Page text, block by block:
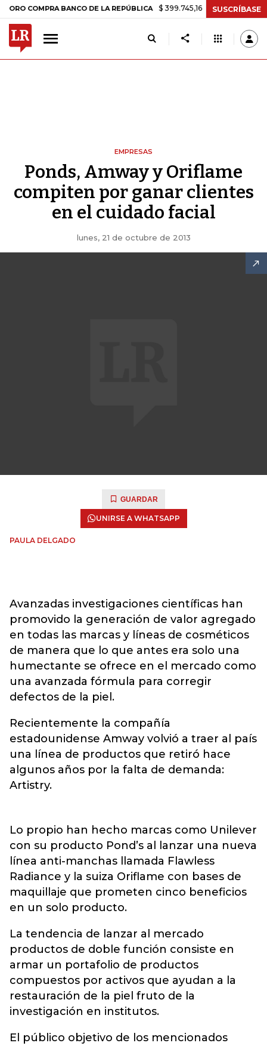
COMPRA BANCO DE LA REPÚBLICA $ 399.745,16 +$ 2.295,71 +0,58%
SUSCRÍBASE
EMPRESAS
Ponds, Amway y Oriflame
compiten por ganar clientes
en el cuidado facial
lunes, 21 de octubre de 2013
GUARDAR
UNIRSE A WHATSAPP
PAULA DELGADO
Avanzadas investigaciones científicas han
promovido la generación de valor agregado
en todas las marcas y líneas de cosméticos
de manera que lo que antes era solo una
humectante se ofrece en el mercado como
una avanzada fórmula para corregir
defectos de la piel.
Recientemente la compañía
estadounidense Amway volvió a traer al país
una línea de productos que retiró hace
algunos años por la falta de demanda:
Artistry.
Lo propio han hecho marcas como Unilever
con su producto Pond’s al lanzar una nueva
línea anti-manchas llamada Flawless
Radiance y la suiza Oriflame con bases de
maquillaje que prometen cinco beneficios
en un solo producto.
La tendencia de lanzar al mercado
productos de doble función consiste en
armar un portafolio de productos
compuestos por activos que ayudan a la
restauración de la piel fruto de la
investigación en institutos.
El público objetivo de los mencionados